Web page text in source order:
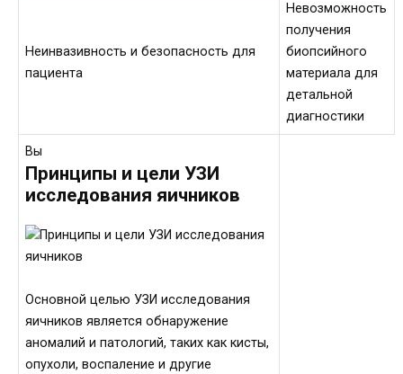
Неинвазивность и безопасность для
пациента
Невозможность
получения
биопсийного
материала для
детальной
диагностики
Вы
Принципы и цели УЗИ
исследования яичников
Основной целью УЗИ исследования
яичников является обнаружение
аномалий и патологий, таких как кисты,
опухоли, воспаление и другие